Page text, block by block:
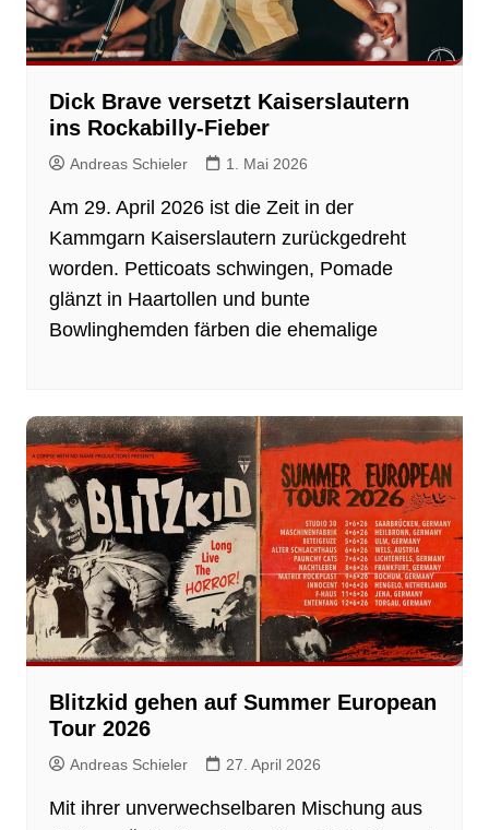
Dick Brave versetzt Kaiserslautern
ins Rockabilly-Fieber
Andreas Schieler 1. Mai 2026
Am 29. April 2026 ist die Zeit in der
Kammgarn Kaiserslautern zurückgedreht
worden. Petticoats schwingen, Pomade
glänzt in Haartollen und bunte
Bowlinghemden färben die ehemalige
Blitzkid gehen auf Summer European
Tour 2026
Andreas Schieler 27. April 2026
Mit ihrer unverwechselbaren Mischung aus